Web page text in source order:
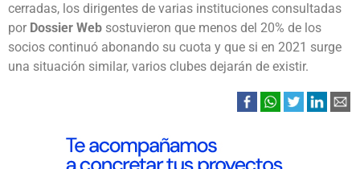
cerradas, los dirigentes de varias instituciones consultadas
por Dossier Web sostuvieron que menos del 20% de los
socios continuó abonando su cuota y que si en 2021 surge
una situación similar, varios clubes dejarán de existir.